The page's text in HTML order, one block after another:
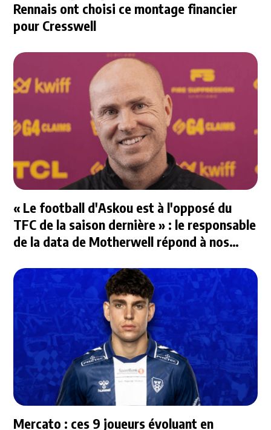
Rennais ont choisi ce montage financier
pour Cresswell
« Le football d'Askou est à l'opposé du
TFC de la saison dernière » : le responsable
de la data de Motherwell répond à nos
Mercato : ces 9 joueurs évoluant en